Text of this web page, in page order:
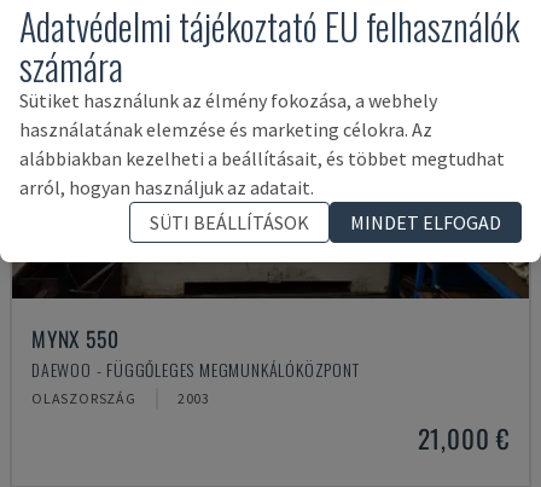
MYNX 550
DAEWOO - FÜGGŐLEGES MEGMUNKÁLÓKÖZPONT
OLASZORSZÁG 2003
21,000 €
Adatvédelmi tájékoztató EU felhasználók
számára
Sütiket használunk az élmény fokozása, a webhely
használatának elemzése és marketing célokra. Az
alábbiakban kezelheti a beállításait, és többet megtudhat
arról, hogyan használjuk az adatait.
SÜTI BEÁLLÍTÁSOK
MINDET ELFOGAD